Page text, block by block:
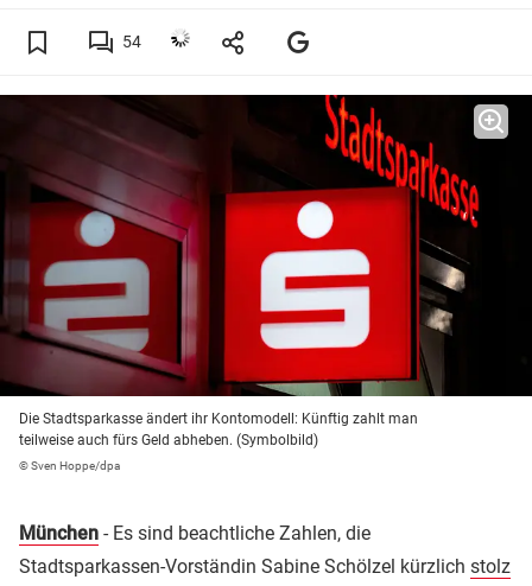
54
Die Stadtsparkasse ändert ihr Kontomodell: Künftig zahlt man
teilweise auch fürs Geld abheben. (Symbolbild)
© Sven Hoppe/dpa
München - Es sind beachtliche Zahlen, die
Stadtsparkassen-Vorständin Sabine Schölzel kürzlich stolz